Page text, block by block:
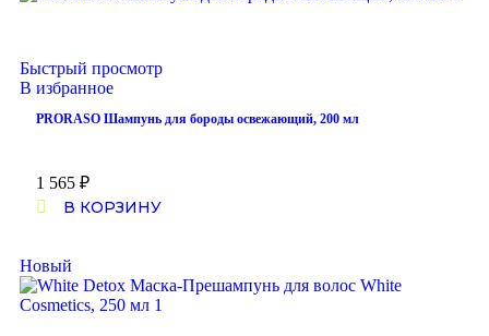
Быстрый просмотр
В избранное
PRORASO Шампунь для бороды освежающий, 200 мл
1 565 ₽
В КОРЗИНУ
Новый